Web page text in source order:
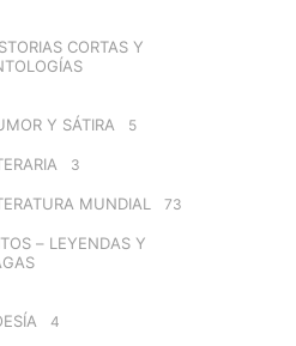
CORTAS Y
Y SÁTIRA 5
3
MUNDIAL 73
– LEYENDAS Y
4